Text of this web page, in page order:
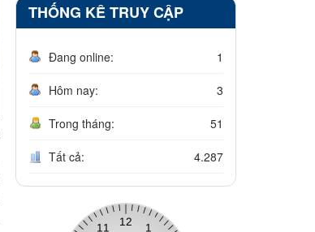
THỐNG KÊ TRUY CẬP
Đang online: 1
Hôm nay: 3
Trong tháng: 51
Tất cả: 4.287